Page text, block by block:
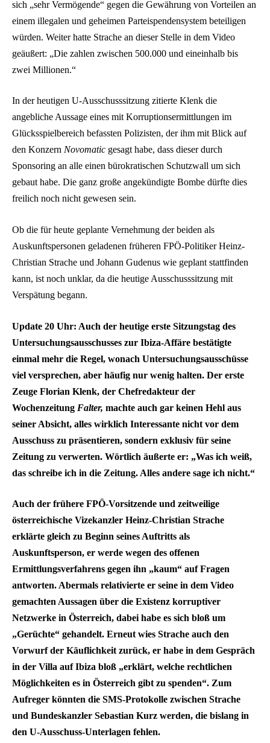
sich „sehr Vermögende“ gegen die Gewährung von Vorteilen an
einem illegalen und geheimen Parteispendensystem beteiligen
würden. Weiter hatte Strache an dieser Stelle in dem Video
geäußert: „Die zahlen zwischen 500.000 und eineinhalb bis
zwei Millionen.“
In der heutigen U-Ausschusssitzung zitierte Klenk die
angebliche Aussage eines mit Korruptionsermittlungen im
Glücksspielbereich befassten Polizisten, der ihm mit Blick auf
den Konzern Novomatic gesagt habe, dass dieser durch
Sponsoring an alle einen bürokratischen Schutzwall um sich
gebaut habe. Die ganz große angekündigte Bombe dürfte dies
freilich noch nicht gewesen sein.
Ob die für heute geplante Vernehmung der beiden als
Auskunftspersonen geladenen früheren FPÖ-Politiker Heinz-
Christian Strache und Johann Gudenus wie geplant stattfinden
kann, ist noch unklar, da die heutige Ausschusssitzung mit
Verspätung begann.
Update 20 Uhr: Auch der heutige erste Sitzungstag des
Untersuchungsausschusses zur Ibiza-Affäre bestätigte
einmal mehr die Regel, wonach Untersuchungsausschüsse
viel versprechen, aber häufig nur wenig halten. Der erste
Zeuge Florian Klenk, der Chefredakteur der
Wochenzeitung Falter, machte auch gar keinen Hehl aus
seiner Absicht, alles wirklich Interessante nicht vor dem
Ausschuss zu präsentieren, sondern exklusiv für seine
Zeitung zu verwerten. Wörtlich äußerte er: „Was ich weiß,
das schreibe ich in die Zeitung. Alles andere sage ich nicht.“
Auch der frühere FPÖ-Vorsitzende und zeitweilige
österreichische Vizekanzler Heinz-Christian Strache
erklärte gleich zu Beginn seines Auftritts als
Auskunftsperson, er werde wegen des offenen
Ermittlungsverfahrens gegen ihn „kaum“ auf Fragen
antworten. Abermals relativierte er seine in dem Video
gemachten Aussagen über die Existenz korruptiver
Netzwerke in Österreich, dabei habe es sich bloß um
„Gerüchte“ gehandelt. Erneut wies Strache auch den
Vorwurf der Käuflichkeit zurück, er habe in dem Gespräch
in der Villa auf Ibiza bloß „erklärt, welche rechtlichen
Möglichkeiten es in Österreich gibt zu spenden“. Zum
Aufreger könnten die SMS-Protokolle zwischen Strache
und Bundeskanzler Sebastian Kurz werden, die bislang in
den U-Ausschuss-Unterlagen fehlen.